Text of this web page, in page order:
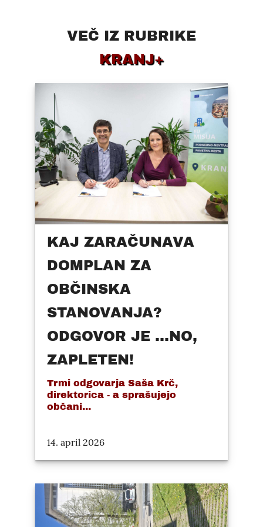
VEČ IZ RUBRIKE
KRANJ+
KAJ ZARAČUNAVA
DOMPLAN ZA
OBČINSKA
STANOVANJA?
ODGOVOR JE ...NO,
ZAPLETEN!
Trmi odgovarja Saša Krč,
direktorica - a sprašujejo
občani...
14. april 2026